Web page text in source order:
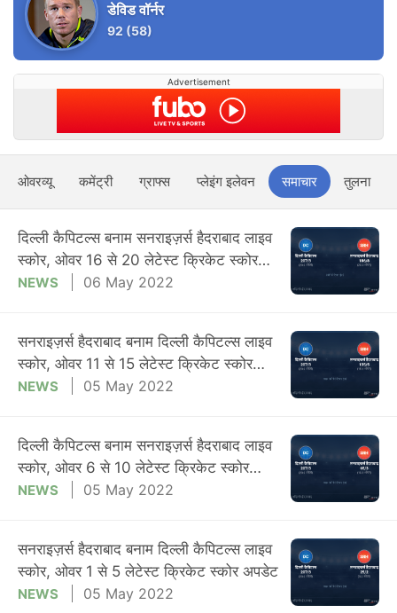
डेविड वॉर्नर
92 (58)
Advertisement
ओवरव्यू कमेंट्री ग्राफ्स प्लेइंग इलेवन समाचार तुलना
दिल्ली कैपिटल्स बनाम सनराइज़र्स हैदराबाद लाइव
स्कोर, ओवर 16 से 20 लेटेस्ट क्रिकेट स्कोर
अपडेट
NEWS 06 May 2022
सनराइज़र्स हैदराबाद बनाम दिल्ली कैपिटल्स लाइव
स्कोर, ओवर 11 से 15 लेटेस्ट क्रिकेट स्कोर
अपडेट
NEWS 05 May 2022
दिल्ली कैपिटल्स बनाम सनराइज़र्स हैदराबाद लाइव
स्कोर, ओवर 6 से 10 लेटेस्ट क्रिकेट स्कोर
अपडेट
NEWS 05 May 2022
सनराइज़र्स हैदराबाद बनाम दिल्ली कैपिटल्स लाइव
स्कोर, ओवर 1 से 5 लेटेस्ट क्रिकेट स्कोर अपडेट
NEWS 05 May 2022